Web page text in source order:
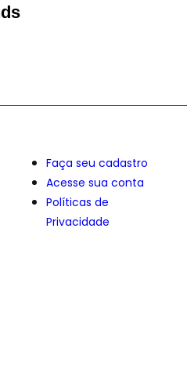
Faça seu cadastro
Acesse sua conta
Políticas de
Privacidade